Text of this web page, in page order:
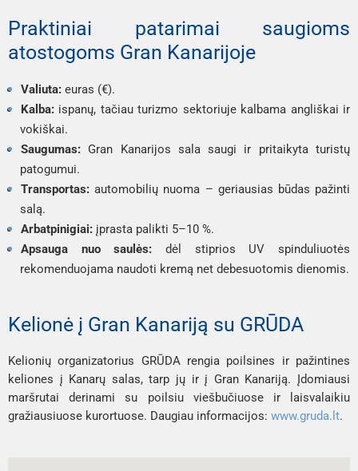
Praktiniai patarimai saugioms
atostogoms Gran Kanarijoje
Valiuta: euras (€).
Kalba: ispanų, tačiau turizmo sektoriuje kalbama angliškai ir
vokiškai.
Saugumas: Gran Kanarijos sala saugi ir pritaikyta turistų
patogumui.
Transportas: automobilių nuoma – geriausias būdas pažinti
salą.
Arbatpinigiai: įprasta palikti 5–10 %.
Apsauga nuo saulės: dėl stiprios UV spinduliuotės
rekomenduojama naudoti kremą net debesuotomis dienomis.
Kelionė į Gran Kanariją su GRŪDA
Kelionių organizatorius GRŪDA rengia poilsines ir pažintines
keliones į Kanarų salas, tarp jų ir į Gran Kanariją. Įdomiausi
maršrutai derinami su poilsiu viešbučiuose ir laisvalaikiu
gražiausiuose kurortuose. Daugiau informacijos: www.gruda.lt.